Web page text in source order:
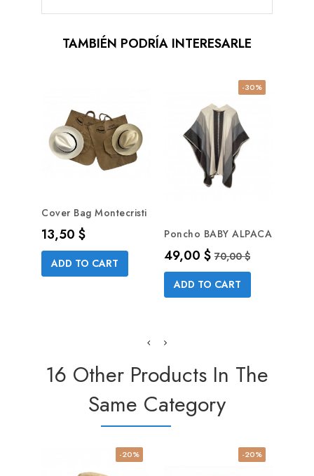
TAMBIÉN PODRÍA INTERESARLE
Cover Bag Montecristi
Precio
13,50 $
ADD TO CART
-30%
Poncho BABY ALPACA
Precio
49,00 $Precio base
70,00 $
ADD TO CART
16 Other Products In The
Same Category
-20% -20%